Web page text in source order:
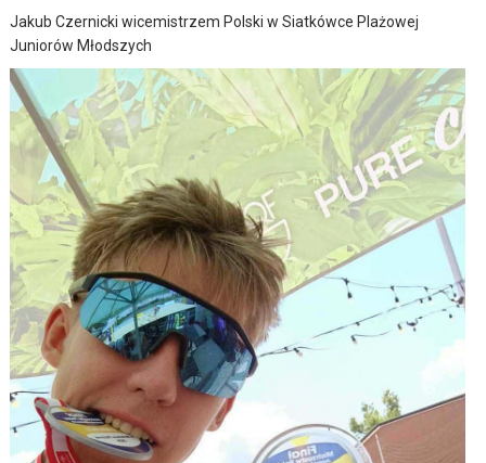
Jakub Czernicki wicemistrzem Polski w Siatkówce Plażowej
Juniorów Młodszych